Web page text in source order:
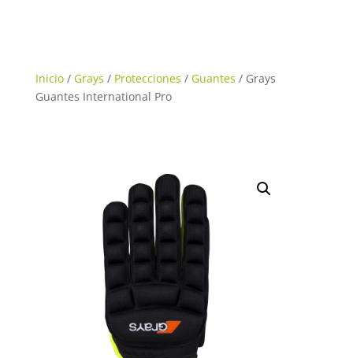
Inicio/ Grays / Protecciones / Guantes / Grays
Guantes International Pro